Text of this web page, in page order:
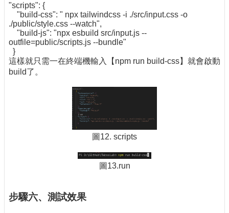
"scripts": {
"build-css": " npx tailwindcss -i ./src/input.css -o
./public/style.css --watch",
"build-js": "npx esbuild src/input.js --
outfile=public/scripts.js --bundle"
}
這樣就只需一在終端機輸入【npm run build-css】就會啟動
build了。
圖12. scripts
圖13.run
步驟六、測試效果